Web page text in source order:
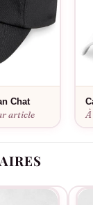
tailles pour choisir
40°C maximum,
Chat
article